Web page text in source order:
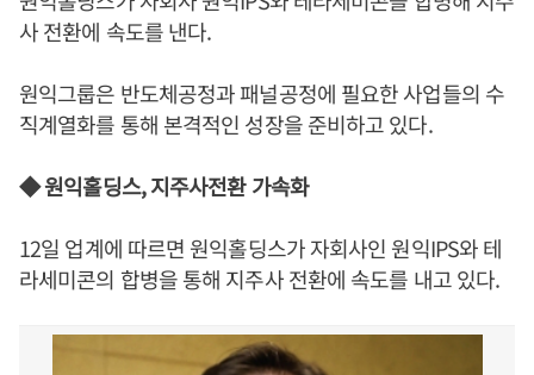
사 전환에 속도를 낸다.
원익그룹은 반도체공정과 패널공정에 필요한 사업들의 수
직계열화를 통해 본격적인 성장을 준비하고 있다.
◆ 원익홀딩스, 지주사전환 가속화
12일 업계에 따르면 원익홀딩스가 자회사인 원익IPS와 테
라세미콘의 합병을 통해 지주사 전환에 속도를 내고 있다.